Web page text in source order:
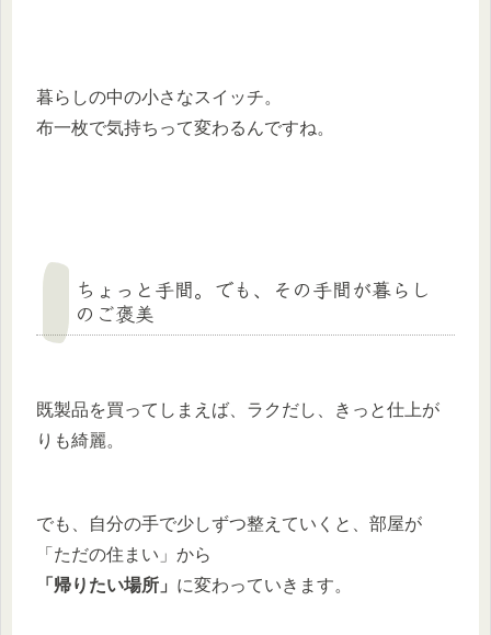
暮らしの中の小さなスイッチ。
布一枚で気持ちって変わるんですね。
ちょっと手間。でも、その手間が暮らし
のご褒美
既製品を買ってしまえば、ラクだし、きっと仕上が
りも綺麗。
でも、自分の手で少しずつ整えていくと、部屋が
「ただの住まい」から
「帰りたい場所」 に変わっていきます。